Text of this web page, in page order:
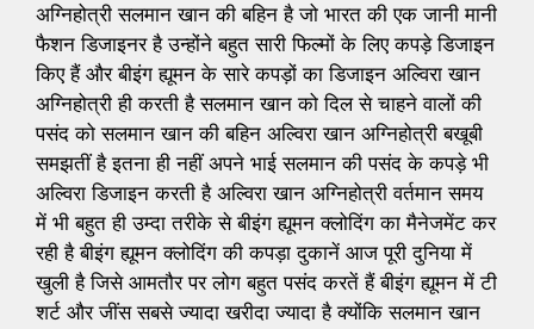
अग्निहोत्री सलमान खान की बहिन है जो भारत की एक जानी मानी
फैशन डिजाइनर है उन्होंने बहुत सारी फिल्मों के लिए कपड़े डिजाइन
किए हैं और बीइंग ह्यूमन के सारे कपड़ों का डिजाइन अल्विरा खान
अग्निहोत्री ही करती है सलमान खान को दिल से चाहने वालों की
पसंद को सलमान खान की बहिन अल्विरा खान अग्निहोत्री बखूबी
समझतीं है इतना ही नहीं अपने भाई सलमान की पसंद के कपड़े भी
अल्विरा डिजाइन करती है अल्विरा खान अग्निहोत्री वर्तमान समय
में भी बहुत ही उम्दा तरीके से बीइंग ह्यूमन क्लोदिंग का मैनेजमेंट कर
रही है बीइंग ह्यूमन क्लोदिंग की कपड़ा दुकानें आज पूरी दुनिया में
खुली है जिसे आमतौर पर लोग बहुत पसंद करतें हैं बीइंग ह्यूमन में टी
शर्ट और जींस सबसे ज्यादा खरीदा ज्यादा है क्योंकि सलमान खान